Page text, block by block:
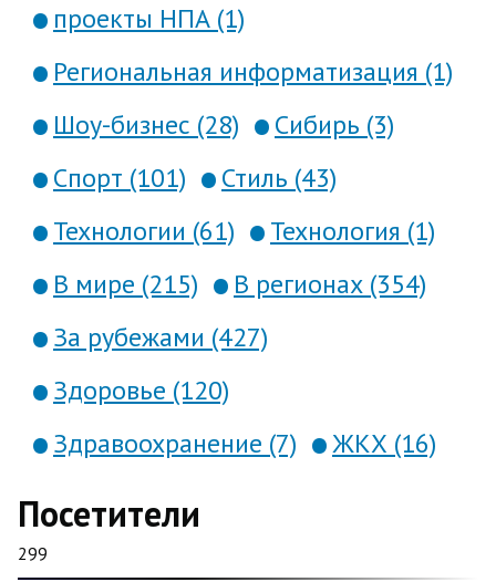
проекты НПА (1)
Региональная информатизация (1)
Шоу-бизнес (28)
Сибирь (3)
Спорт (101)
Стиль (43)
Технологии (61)
Технология (1)
В мире (215)
В регионах (354)
За рубежами (427)
Здоровье (120)
Здравоохранение (7)
ЖКХ (16)
Посетители
299